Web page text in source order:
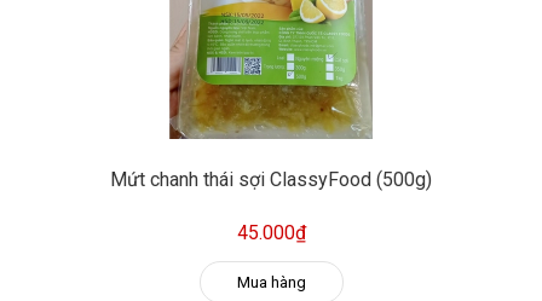
Mứt chanh thái sợi ClassyFood (500g)
45.000₫
Mua hàng